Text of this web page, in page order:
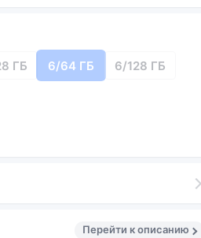
ГБ 6/64 ГБ 6/128 ГБ
Перейти к описанию